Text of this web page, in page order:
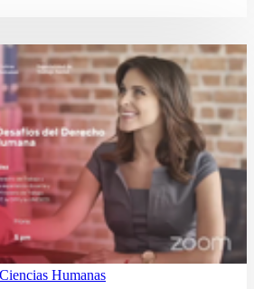
Humanas